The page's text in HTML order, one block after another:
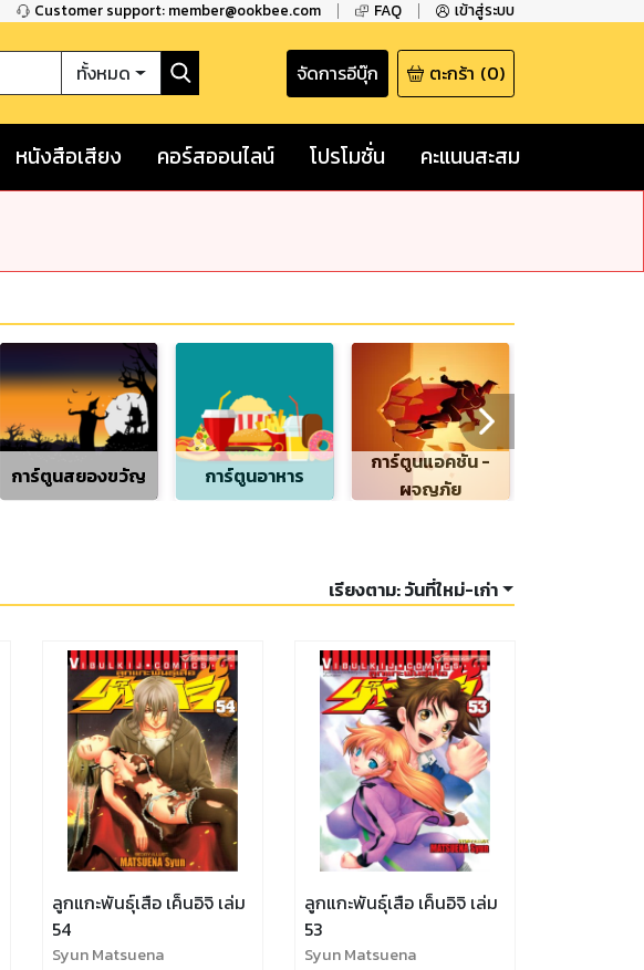
Customer support: member@ookbee.com FAQ เข้าสู่ระบบ
ทั้งหมด จัดการอีบุ๊ก ตะกร้า (0)
หนังสือเสียง คอร์สออนไลน์ โปรโมชั่น คะแนนสะสม
การ์ตูนสยองขวัญ การ์ตูนอาหาร
การ์ตูนแอคชัน -
ผจญภัย
เรียงตาม:วันที่ใหม่-เก่า
ลูกแกะพันธุ์เสือ เค็นอิจิ เล่ม
54
Syun Matsuena
ลูกแกะพันธุ์เสือ เค็นอิจิ เล่ม
53
Syun Matsuena